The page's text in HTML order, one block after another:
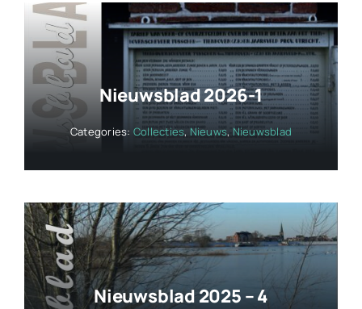
Nieuwsblad 2026-1
Categories: Collecties, Nieuws, Nieuwsblad
Nieuwsblad 2025 – 4